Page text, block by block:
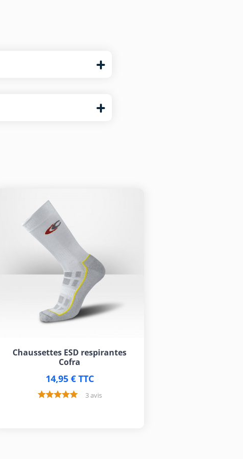
Chaussettes ESD respirantes
Cofra
14,95 € TTC
3 avis